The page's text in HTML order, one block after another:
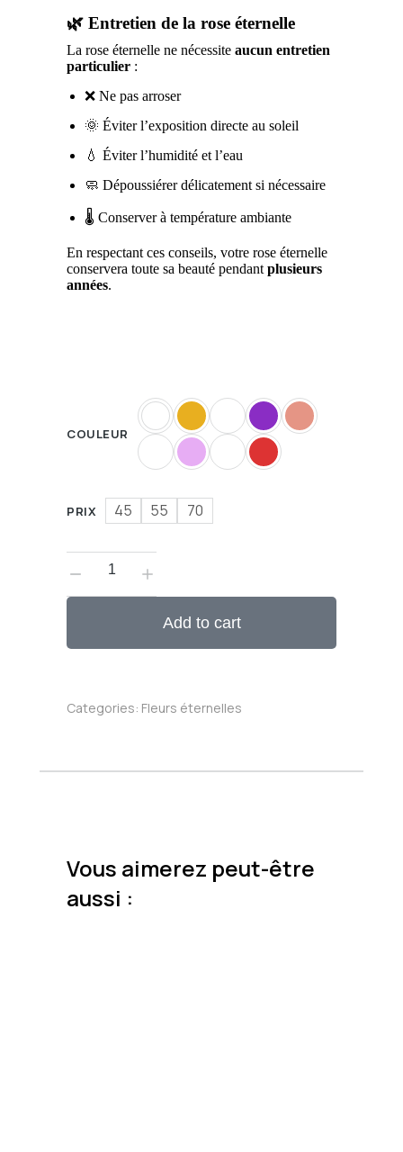
🌿 Entretien de la rose éternelle
La rose éternelle ne nécessite aucun entretien
particulier :
❌ Ne pas arroser
🌞 Éviter l’exposition directe au soleil
💧 Éviter l’humidité et l’eau
🧼 Dépoussiérer délicatement si nécessaire
🌡️ Conserver à température ambiante
En respectant ces conseils, votre rose éternelle
conservera toute sa beauté pendant plusieurs
années.
COULEUR
PRIX 45 55 70
Add to cart
Categories: Fleurs éternelles
Vous aimerez peut-être
aussi :